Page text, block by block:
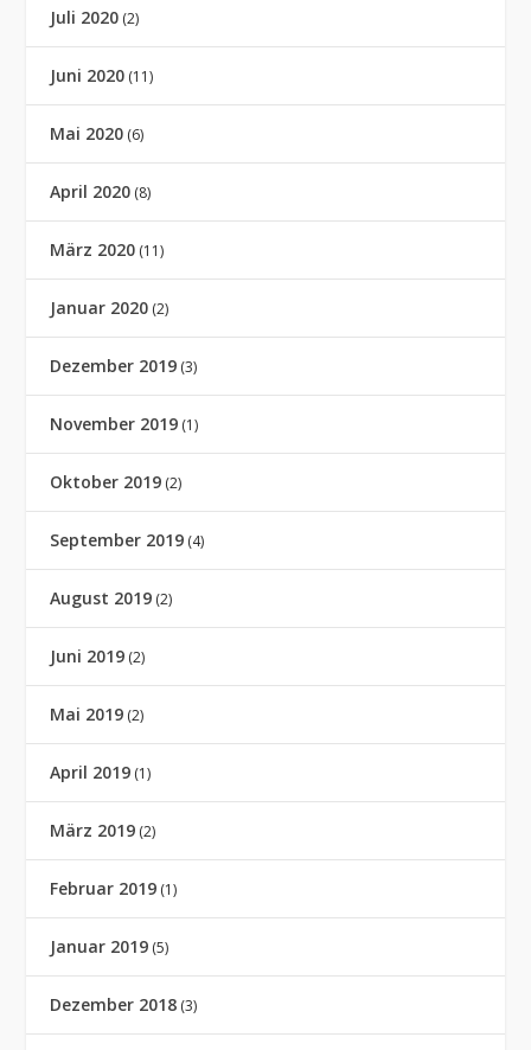
Juli 2020 (2)
Juni 2020 (11)
Mai 2020 (6)
April 2020 (8)
März 2020 (11)
Januar 2020 (2)
Dezember 2019 (3)
November 2019 (1)
Oktober 2019 (2)
September 2019 (4)
August 2019 (2)
Juni 2019 (2)
Mai 2019 (2)
April 2019 (1)
März 2019 (2)
Februar 2019 (1)
Januar 2019 (5)
Dezember 2018 (3)